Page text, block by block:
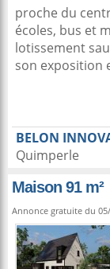
proche du
écoles, bus et
lotissement
son exposition
BELON
Quimperle
Maison 91 m²
Annonce gratuite du